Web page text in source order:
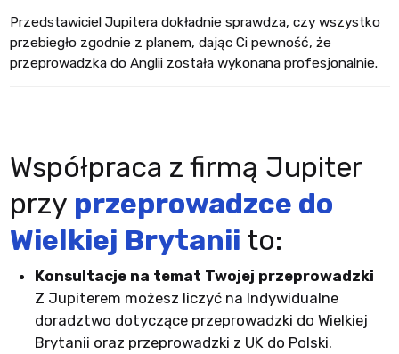
Przedstawiciel Jupitera dokładnie sprawdza, czy wszystko
przebiegło zgodnie z planem, dając Ci pewność, że
przeprowadzka do Anglii została wykonana profesjonalnie.
Współpraca z firmą Jupiter
przy przeprowadzce do
Wielkiej Brytanii to:
Konsultacje na temat Twojej przeprowadzki
Z Jupiterem możesz liczyć na Indywidualne
doradztwo dotyczące przeprowadzki do Wielkiej
Brytanii oraz przeprowadzki z UK do Polski.